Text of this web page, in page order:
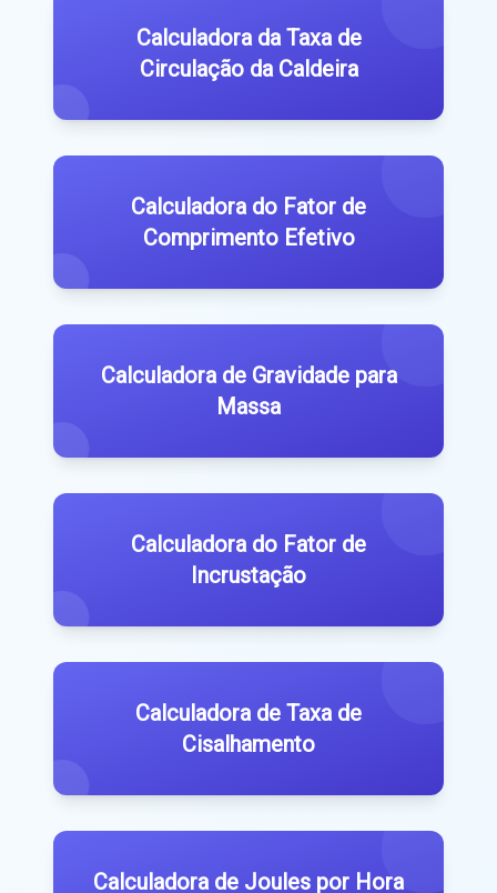
Calculadora da Taxa de
Circulação da Caldeira
Calculadora do Fator de
Comprimento Efetivo
Calculadora de Gravidade para
Massa
Calculadora do Fator de
Incrustação
Calculadora de Taxa de
Cisalhamento
Calculadora de Joules por Hora